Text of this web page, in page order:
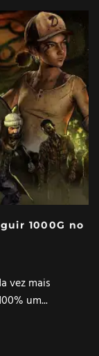
1000G no
vez mais
um...